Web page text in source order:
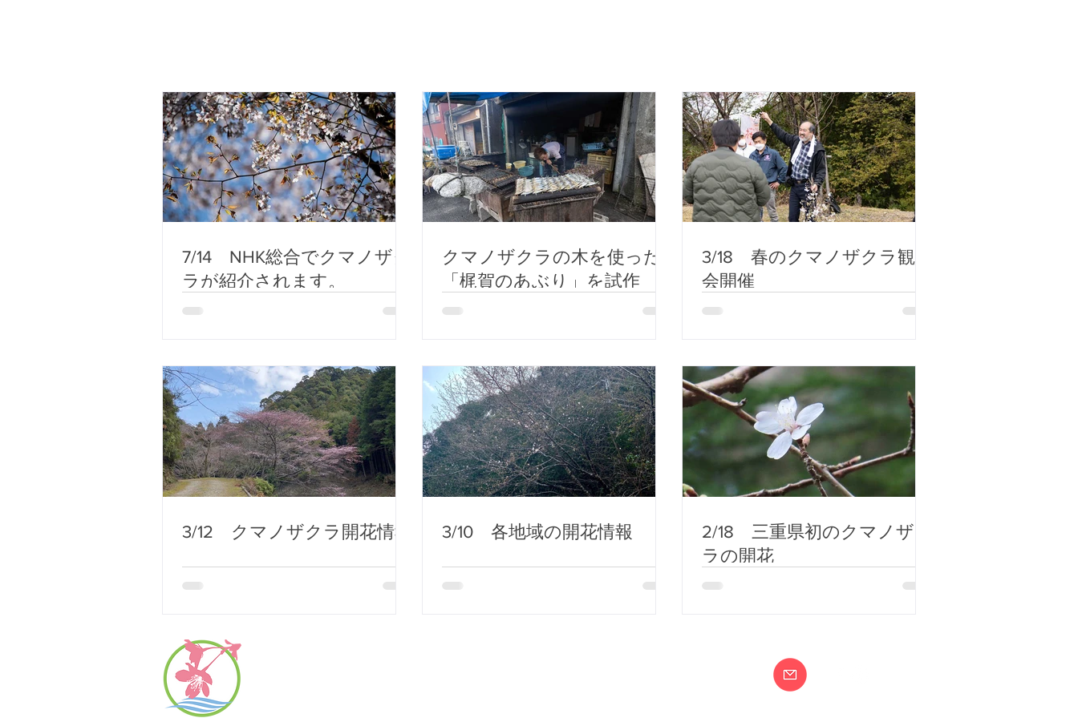
7/14 NHK総合でクマノザク
ラが紹介されます。
クマノザクラの木を使った
「梶賀のあぶり」を試作
3/18 春のクマノザクラ観察
会開催
3/12 クマノザクラ開花情報 3/10 各地域の開花情報
2/18 三重県初のクマノザク
ラの開花